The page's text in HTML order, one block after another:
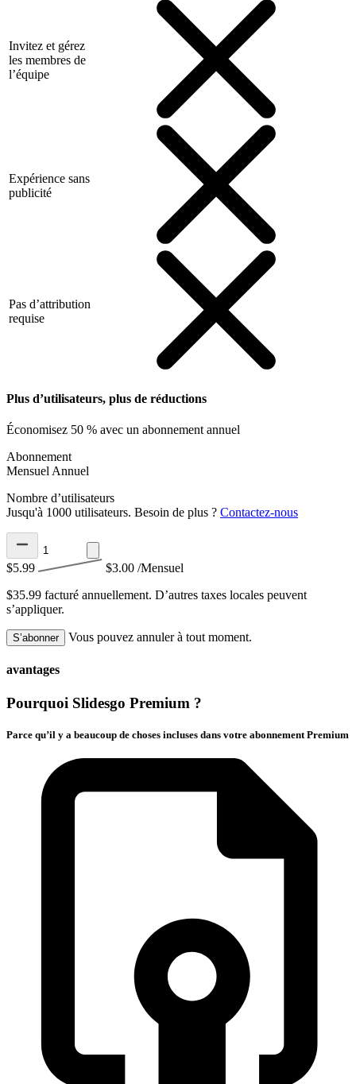
Invitez et gérez
les membres de
l’équipe
Expérience sans
publicité
Pas d’attribution
requise
Plus d’utilisateurs, plus de réductions
Économisez 50 % avec un abonnement annuel
Abonnement
Mensuel Annuel
Nombre d’utilisateurs
Jusqu'à 1000 utilisateurs. Besoin de plus ? Contactez-nous
$5.99 $3.00 /Mensuel
$35.99 facturé annuellement. D’autres taxes locales peuvent
s’appliquer.
S’abonner Vous pouvez annuler à tout moment.
avantages
Pourquoi Slidesgo Premium ?
Parce qu’il y a beaucoup de choses incluses dans votre abonnement Premium